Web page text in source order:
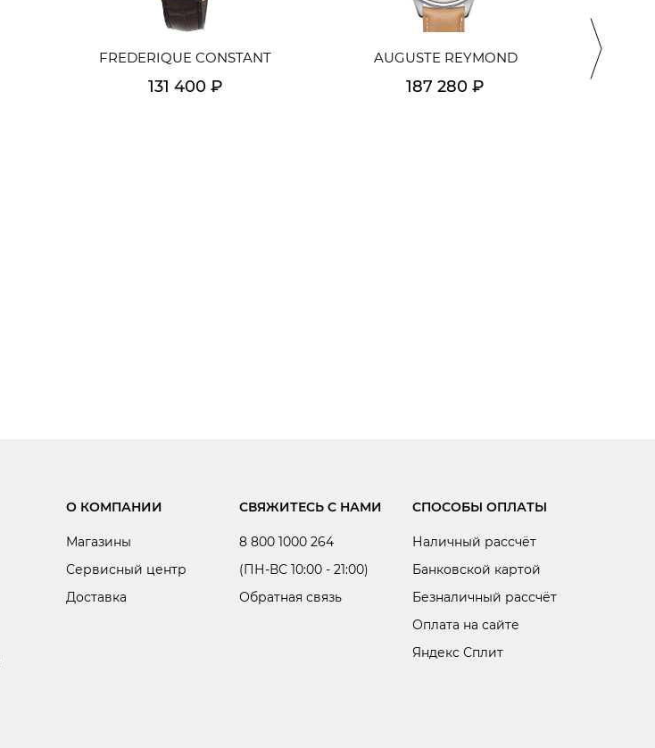
FREDERIQUE CONSTANT
131 400 ₽
AUGUSTE REYMOND
187 280 ₽
О КОМПАНИИ
Магазины
Сервисный центр
Доставка
СВЯЖИТЕСЬ С НАМИ
8 800 1000 264
(ПН-ВС 10:00 - 21:00)
Обратная связь
СПОСОБЫ ОПЛАТЫ
Наличный рассчёт
Банковской картой
Безналичный рассчёт
Оплата на сайте
Яндекс Сплит